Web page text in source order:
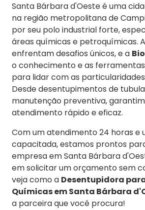
Santa Bárbara d'Oeste é uma
na região metropolitana de
por seu polo industrial forte,
áreas químicas e petroquímicas.
enfrentam desafios únicos, e a
o conhecimento e as
para lidar com as
Desde desentupimentos de
manutenção preventiva,
atendimento rápido e eficaz.
Com um atendimento 24 horas e
capacitada, estamos prontos
empresa em Santa Bárbara
em solicitar um orçamento sem
veja como a Desentupidora
Químicas em Santa Bárbara
a parceira que você procura!